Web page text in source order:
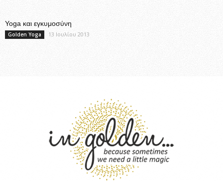
Yoga και εγκυμοσύνη
Golden Yoga 13 Ιουλίου 2013